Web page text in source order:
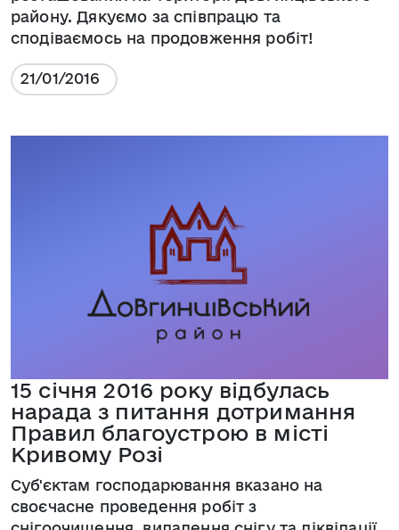
району. Дякуємо за співпрацю та
сподіваємось на продовження робіт!
21/01/2016
15 січня 2016 року відбулась
нарада з питання дотримання
Правил благоустрою в місті
Кривому Розі
Суб'єктам господарювання вказано на
своєчасне проведення робіт з